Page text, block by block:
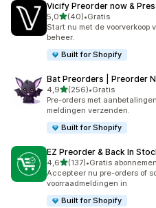
Vicify Preorder now &
5,0van 5 sterren
(40)
40 recensies in totaal
•Gratis
Start nu met de voorverkoop
beheer.
Built for Shopify
Bat Preorders | Preorder
4,9van 5 sterren
(256)
256 recensies in totaal
•Gratis
Pre-orders met
meldingen verzenden.
Built for Shopify
EZ Preorder & Back In
4,6van 5 sterren
(137)
137 recensies in totaal
•Gratis
Accepteer nu pre-orders of
voorraadmeldingen in
Built for Shopify